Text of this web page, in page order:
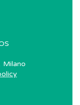
Milano